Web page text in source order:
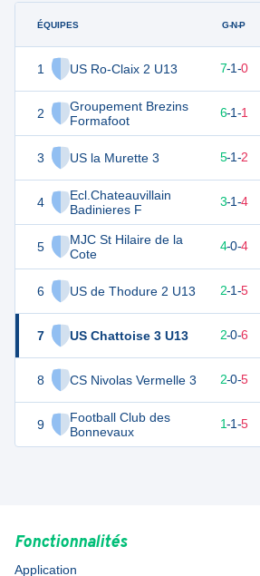
ÉQUIPES
1 US Ro-Claix 2 U13
2
Groupement Brezins
Formafoot
3 US la Murette 3
4
Ecl.Chateauvillain
Badinieres F
5
MJC St Hilaire de la
Cote
6 US de Thodure 2 U13
7 US Chattoise 3 U13
8 CS Nivolas Vermelle 3
9
Football Club des
Bonnevaux
G-N-P
22 7-1-0
19 6-1-1
5-1-2
10 3-1-4
9 4-0-4
7 8 2-1-5
6 2-0-6
6 7 2-0-5
4 1-1-5
Fonctionnalités
Application